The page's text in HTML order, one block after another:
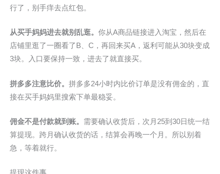
行了，别手痒去点红包。
从买手妈妈进去就别乱逛。 你从A商品链接进入淘宝，然后在
店铺里逛了一圈看了B、C，再回来买A，返利可能从30块变成
3块。入口要保持一致，进去了就直接买。
拼多多注意比价。 拼多多24小时内比价订单是没有佣金的，直
接在买手妈妈里搜索下单最稳妥。
佣金不是付款就到账。 需要确认收货后，次月25到30日统一结
算提现。跨月确认收货的话，结算会再晚一个月。所以别着
急，等着就行。